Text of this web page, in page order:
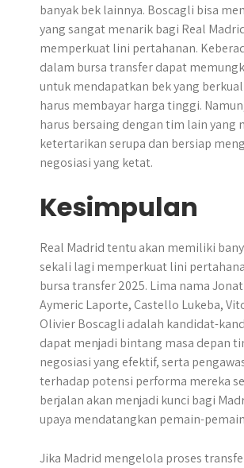
banyak bek lainnya. Boscagli bisa
yang sangat menarik bagi Real
memperkuat lini pertahanan.
dalam bursa transfer dapat
untuk mendapatkan bek yang
harus membayar harga tinggi.
harus bersaing dengan tim lain yang
ketertarikan serupa dan bersiap
negosiasi yang ketat.
Kesimpulan
​Real Madrid tentu akan memiliki
sekali lagi memperkuat lini
bursa transfer 2025. Lima nama
Aymeric Laporte, Castello Lukeba,
Olivier Boscagli adalah kandidat-
dapat menjadi bintang masa depan
negosiasi yang efektif, serta
terhadap potensi performa mereka
berjalan akan menjadi kunci bagi
upaya mendatangkan pemain-
Jika Madrid mengelola proses